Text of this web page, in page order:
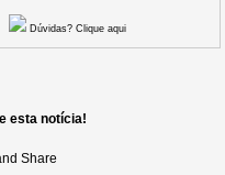
Dúvidas? Clique aqui
esta notícia!